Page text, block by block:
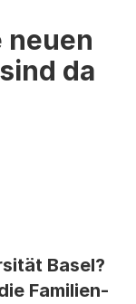
neuen
da
Basel?
Familien-